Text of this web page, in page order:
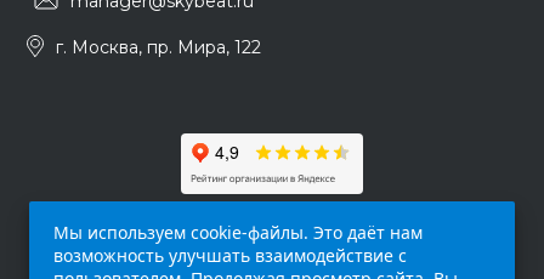
г. Москва, пр. Мира, 122
Мы используем cookie-файлы. Это даёт нам
возможность улучшать взаимодействие с